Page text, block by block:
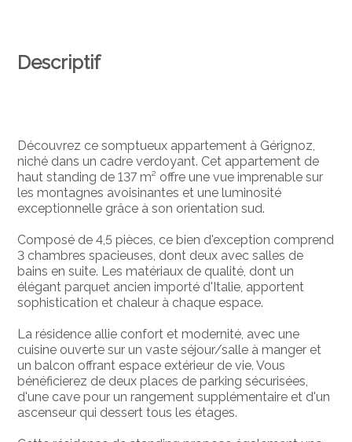
Descriptif
Découvrez ce somptueux appartement à Gérignoz,
niché dans un cadre verdoyant. Cet appartement de
haut standing de 137 m² offre une vue imprenable sur
les montagnes avoisinantes et une luminosité
exceptionnelle grâce à son orientation sud.
Composé de 4,5 pièces, ce bien d'exception comprend
3 chambres spacieuses, dont deux avec salles de
bains en suite. Les matériaux de qualité, dont un
élégant parquet ancien importé d'Italie, apportent
sophistication et chaleur à chaque espace.
La résidence allie confort et modernité, avec une
cuisine ouverte sur un vaste séjour/salle à manger et
un balcon offrant espace extérieur de vie. Vous
bénéficierez de deux places de parking sécurisées,
d'une cave pour un rangement supplémentaire et d'un
ascenseur qui dessert tous les étages.